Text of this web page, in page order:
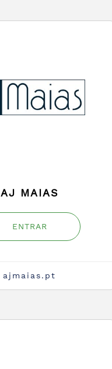
AJ MAIAS
ENTRAR
ajmaias.pt